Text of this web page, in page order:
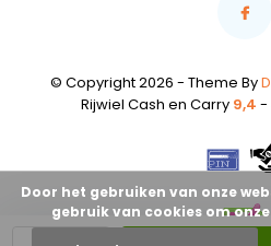
© Copyright 2026 - Theme By
Rijwiel Cash en Carry 9,4 -
Door het gebruiken van onze
gebruik van cookies om